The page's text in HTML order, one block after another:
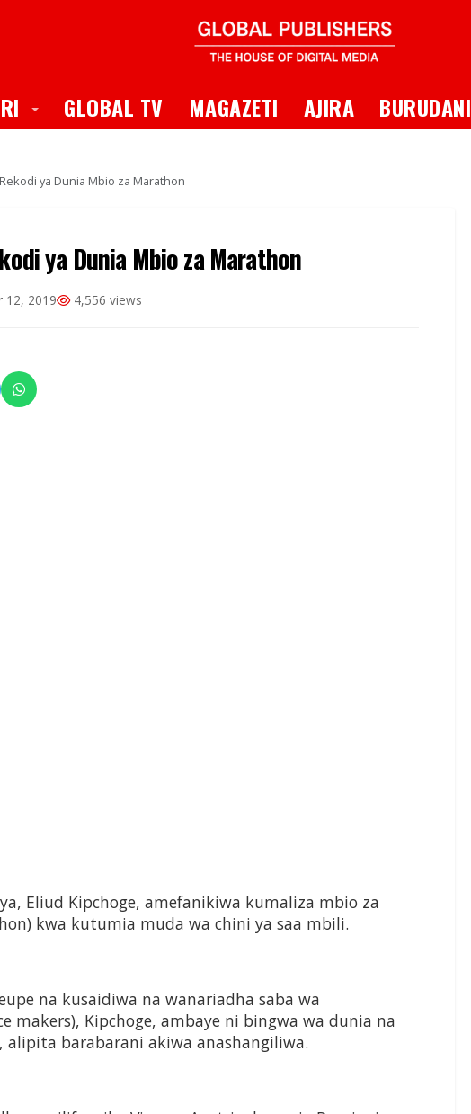
Toggle Dropdown
GLOBAL TV MAGAZETI AJIRA BURUDANI
ya Dunia Mbio za Marathon
ya Dunia Mbio za Marathon
12, 2019 4,556 views
Eliud Kipchoge, amefanikiwa kumaliza mbio za
kwa kutumia muda wa chini ya saa mbili.
na kusaidiwa na wanariadha saba wa
makers), Kipchoge, ambaye ni bingwa wa dunia na
barabarani akiwa anashangiliwa.